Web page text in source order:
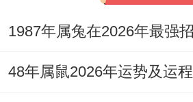
变化？
48年属鼠2026年运势及运程